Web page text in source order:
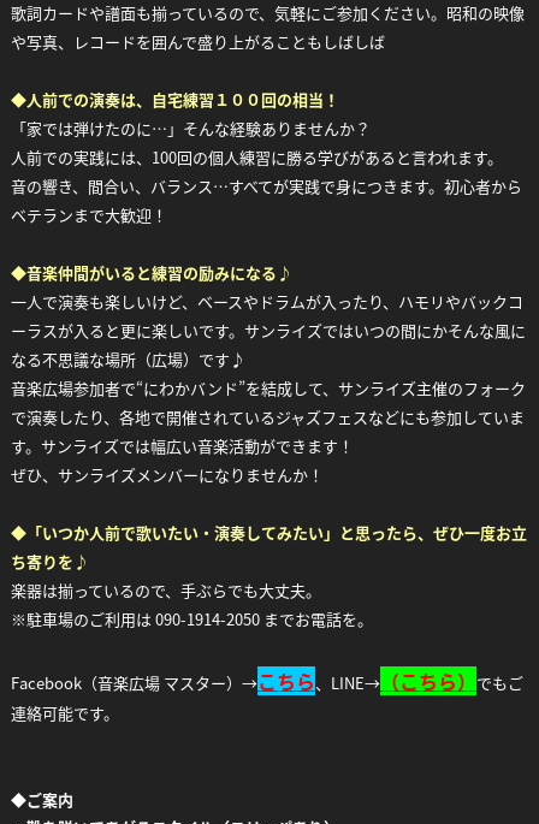
歌詞カードや譜面も揃っているので、気軽にご参加ください。昭和の映像
や写真、レコードを囲んで盛り上がることもしばしば
◆人前での演奏は、自宅練習１００回の相当！
「家では弾けたのに…」そんな経験ありませんか？
人前での実践には、100回の個人練習に勝る学びがあると言われます。
音の響き、間合い、バランス…すべてが実践で身につきます。初心者から
ベテランまで大歓迎！
◆音楽仲間がいると練習の励みになる♪
一人で演奏も楽しいけど、ベースやドラムが入ったり、ハモリやバックコ
ーラスが入ると更に楽しいです。サンライズではいつの間にかそんな風に
なる不思議な場所（広場）です♪
音楽広場参加者で“にわかバンド”を結成して、サンライズ主催のフォーク
で演奏したり、各地で開催されているジャズフェスなどにも参加していま
す。サンライズでは幅広い音楽活動ができます！
ぜひ、サンライズメンバーになりませんか！
◆「いつか人前で歌いたい・演奏してみたい」と思ったら、ぜひ一度お立
ち寄りを♪
楽器は揃っているので、手ぶらでも大丈夫。
※駐車場のご利用は 090-1914-2050 までお電話を。
Facebook（音楽広場 マスター）→こちら、LINE→（こちら） でもご
連絡可能です。
◆ご案内